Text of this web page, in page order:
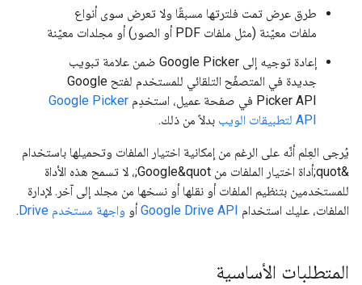
طرق عرض تمت فلترتها مسبقًا ولا تعرض سوى أنواع
ملفات معيّنة (مثل ملفات PDF أو الصور) أو مجلدات معيّنة
إعادة توجيه إلى Google Picker ضمن علامة تبويب
جديدة في المتصفّح التلقائي للمستخدم لفتح Google
Picker API في صفحة عميل، استخدِم
Google Picker
API لتطبيقات الويب
بدلاً من ذلك.
يُرجى العِلم أنّه على الرغم من إمكانية اختيار الملفات وتحميلها باستخدام
&quot;أداة اختيار الملفات من Google&quot;، لا تسمح هذه الأداة
للمستخدمين بتنظيم الملفات أو نقلها أو نسخها من مجلد إلى آخر. لإدارة
الملفات، عليك استخدام Google Drive APIأو واجهة مستخدم Drive .
المتطلبات الأساسية